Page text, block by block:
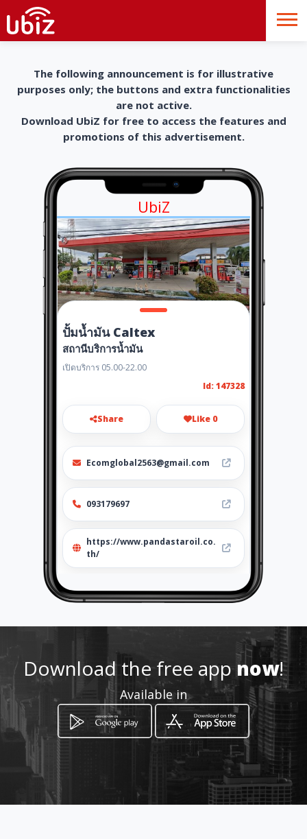
The following announcement is for illustrative
purposes only; the buttons and extra functionalities
are not active.
Download UbiZ for free to access the features and
promotions of this advertisement.
UbiZ
ปั้มน้ำมัน Caltex
สถานีบริการน้ำมัน
เปิดบริการ 05.00-22.00
Id: 147328
Share Like 0
Ecomglobal2563@gmail.com
093179697
https://www.pandastaroil.co.
th/
Location -
How to get
36/5 ม.3 ถ.เชียงใหม่ ตำบลสันกลาง
อำเภอสันกำแพง เชียงใหม่ 50130
Chiang Mai, Chiang Mai
Download the free appnow!
Available in